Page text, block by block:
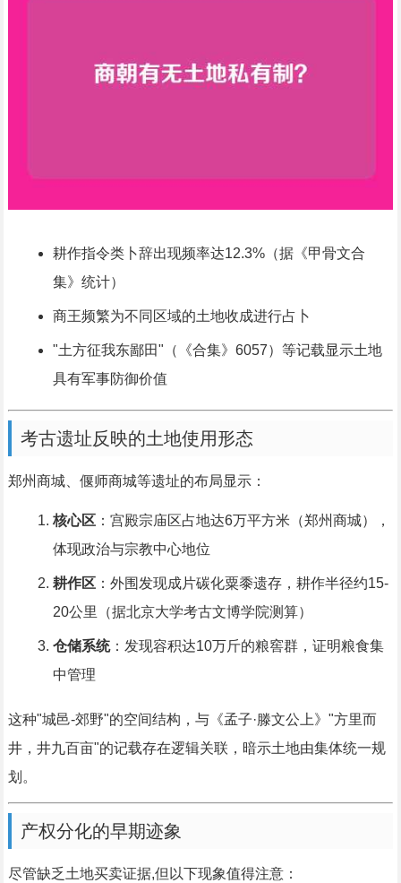
耕作指令类卜辞出现频率达12.3%（据《甲骨文合
集》统计）
商王频繁为不同区域的土地收成进行占卜
"土方征我东鄙田"（《合集》6057）等记载显示土地
具有军事防御价值
考古遗址反映的土地使用形态
郑州商城、偃师商城等遗址的布局显示：
核心区：宫殿宗庙区占地达6万平方米（郑州商城），
体现政治与宗教中心地位
耕作区：外围发现成片碳化粟黍遗存，耕作半径约15-
20公里（据北京大学考古文博学院测算）
仓储系统：发现容积达10万斤的粮窖群，证明粮食集
中管理
这种"城邑-郊野"的空间结构，与《孟子·滕文公上》"方里而
井，井九百亩"的记载存在逻辑关联，暗示土地由集体统一规
划。
产权分化的早期迹象
尽管缺乏土地买卖证据,但以下现象值得注意：